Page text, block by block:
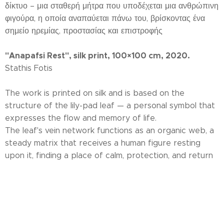
δίκτυο – μια σταθερή μήτρα που υποδέχεται μια ανθρώπινη
φιγούρα, η οποία αναπαύεται πάνω του, βρίσκοντας ένα
σημείο ηρεμίας, προστασίας και επιστροφής
"Anapafsi Rest", silk print, 100×100 cm, 2020.
Stathis Fotis
The work is printed on silk and is based on the
structure of the lily-pad leaf — a personal symbol that
expresses the flow and memory of life.
The leaf's vein network functions as an organic web, a
steady matrix that receives a human figure resting
upon it, finding a place of calm, protection, and return